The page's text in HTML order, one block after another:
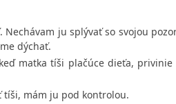
ju splývať so svojou
dýchať.
matka tíši plačúce dieťa,
tíši, mám ju pod kontrolou.